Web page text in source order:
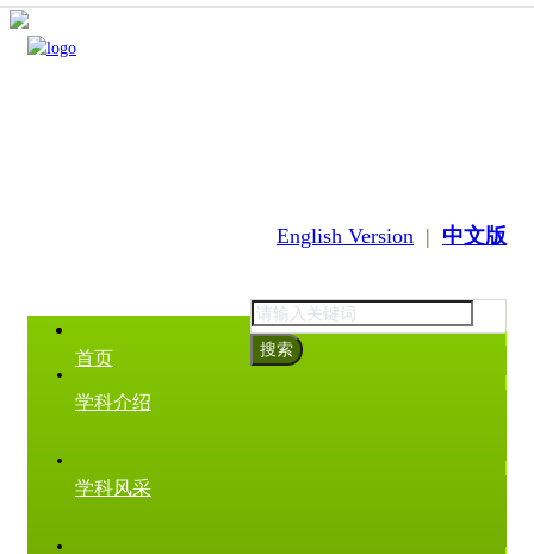
English Version | 中文版
搜索
首页
学科介绍
学科风采